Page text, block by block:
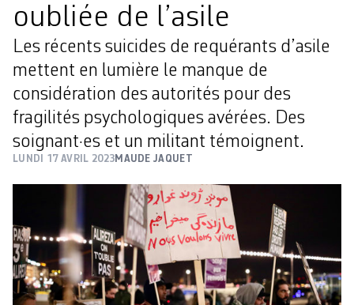
oubliée de l’asile
Les récents suicides de requérants d’asile
mettent en lumière le manque de
considération des autorités pour des
fragilités psychologiques avérées. Des
soignant·es et un militant témoignent.
LUNDI 17 AVRIL 2023MAUDE JAQUET